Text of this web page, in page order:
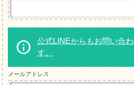
公式LINEからもお問い合
す。
メールアドレス